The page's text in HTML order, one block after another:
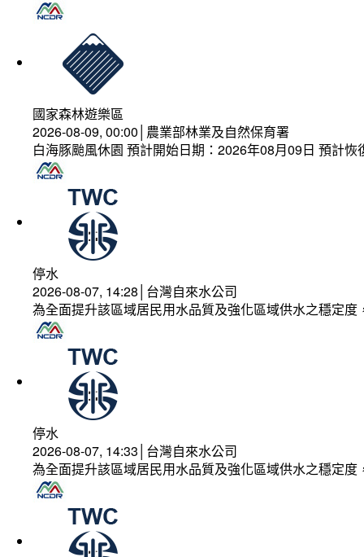
國家森林遊樂區
2026-08-09, 00:00│農業部林業及自然保育署
白海豚颱風休園 預計開始日期：2026年08月09日 預計
停水
2026-08-07, 14:28│台灣自來水公司
為全面提升該區域居民用水品質及強化區域供水之穩定
停水
2026-08-07, 14:33│台灣自來水公司
為全面提升該區域居民用水品質及強化區域供水之穩定